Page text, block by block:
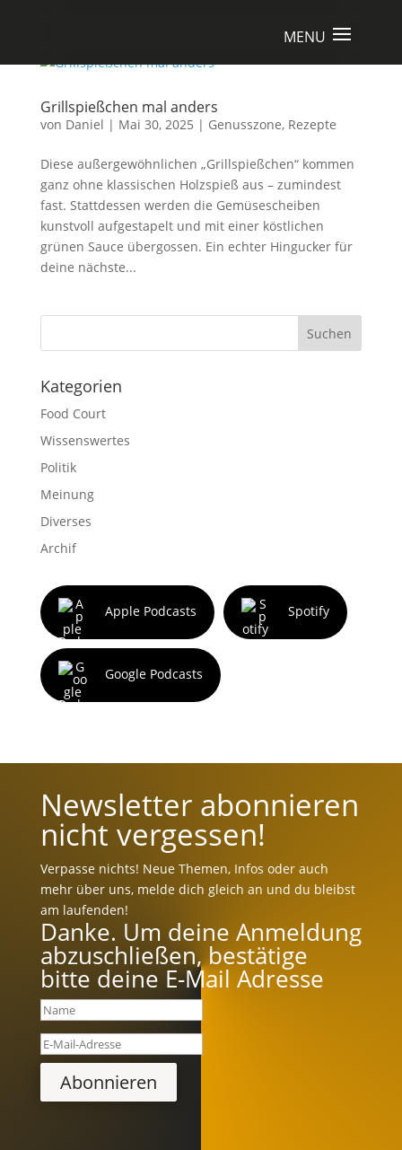
Grillspießchen mal anders
von Daniel | Mai 30, 2025 | Genusszone, Rezepte
Diese außergewöhnlichen „Grillspießchen“ kommen
ganz ohne klassischen Holzspieß aus – zumindest
fast. Stattdessen werden die Gemüsescheiben
kunstvoll aufgestapelt und mit einer köstlichen
grünen Sauce übergossen. Ein echter Hingucker für
deine nächste...
Suchen
Kategorien
Food Court
Wissenswertes
Politik
Meinung
Diverses
Archif
Apple Podcasts Spotify
Google Podcasts
Newsletter abonnieren
nicht vergessen!
Verpasse nichts! Neue Themen, Infos oder auch
mehr über uns, melde dich gleich an und du bleibst
am laufenden!
Danke. Um deine Anmeldung
abzuschließen, bestätige
bitte deine E-Mail Adresse
Abonnieren